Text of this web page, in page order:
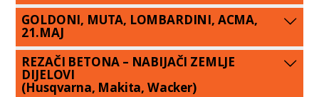
GOLDONI, MUTA, LOMBARDINI, ACMA,
21.MAJ
REZAČI BETONA – NABIJAČI ZEMLJE
DIJELOVI
(Husqvarna, Makita, Wacker)